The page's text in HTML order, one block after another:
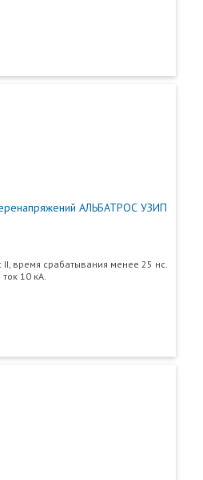
АЛЬБАТРОС УЗИП
время срабатывания менее 25 нс.
10 кА.